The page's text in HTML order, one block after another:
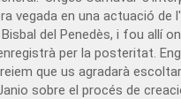
vegada en una actuació de
del Penedès, i fou allí
per la posteritat.
que us agradarà
sobre el procés de